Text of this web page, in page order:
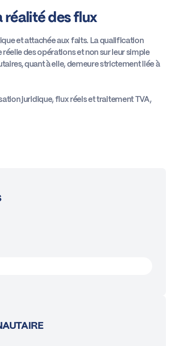
réalité des flux
et attachée aux faits. La qualification
des opérations et non sur leur simple
quant à elle, demeure strictement liée à
juridique, flux réels et traitement TVA,